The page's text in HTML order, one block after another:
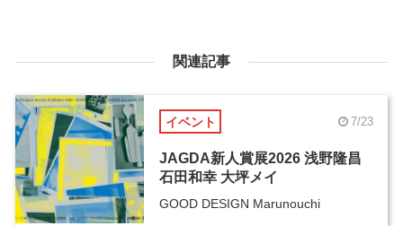
関連記事
イベント 7/23
JAGDA新人賞展2026 浅野隆昌
石田和幸 大坪メイ
GOOD DESIGN Marunouchi